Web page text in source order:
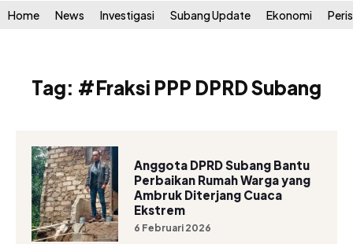
Home News Investigasi Subang Update Ekonomi
Tag: #Fraksi PPP DPRD Subang
Anggota DPRD Subang Bantu
Perbaikan Rumah Warga yang
Ambruk Diterjang Cuaca
Ekstrem
6 Februari 2026